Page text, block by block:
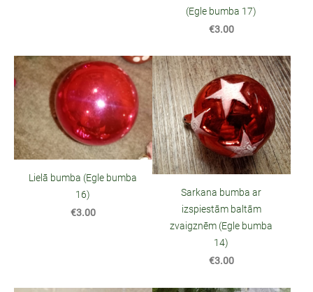
(Egle bumba 17)
€3.00
Lielā bumba (Egle bumba
16)
€3.00
Sarkana bumba ar
izspiestām baltām
zvaigznēm (Egle bumba
14)
€3.00